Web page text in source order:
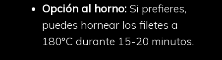
Opción al horno: Si prefieres,
puedes hornear los filetes a
180°C durante 15-20 minutos.